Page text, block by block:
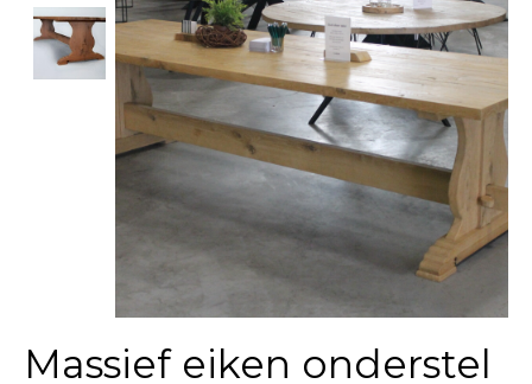
Massief eiken onderstel